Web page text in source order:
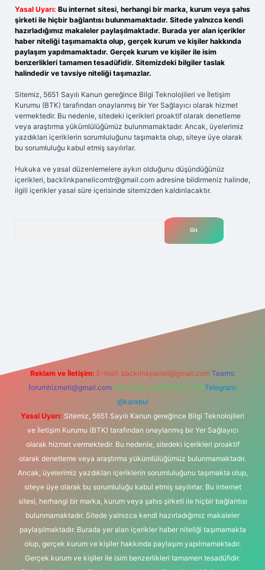
Yasal Uyarı: Bu internet sitesi, herhangi bir marka, kurum veya şahıs
şirketi ile hiçbir bağlantısı bulunmamaktadır. Sitede yalnızca kendi
hazırladığımız makaleler paylaşılmaktadır. Burada yer alan içerikler
haber niteliği taşımamakta olup, gerçek kurum ve kişiler hakkında
paylaşım yapılmamaktadır. Gerçek kurum ve kişiler ile isim
benzerlikleri tamamen tesadüfidir. Sitemizdeki bilgiler taslak
halindedir ve tavsiye niteliği taşımazlar.
Sitemiz, 5651 Sayılı Kanun gereğince Bilgi Teknolojileri ve İletişim
Kurumu (BTK) tarafından onaylanmış bir Yer Sağlayıcı olarak hizmet
vermektedir. Bu nedenle, sitedeki içerikleri proaktif olarak denetleme
veya araştırma yükümlülüğümüz bulunmamaktadır. Ancak, üyelerimiz
yazdıkları içeriklerin sorumluluğunu taşımakta olup, siteye üye olarak
bu sorumluluğu kabul etmiş sayılırlar.
Hukuka ve yasal düzenlemelere aykırı olduğunu düşündüğünüz
içerikleri, backlinkpanelicomtr@gmail.com adresine bildirmeniz halinde,
ilgili içerikler yasal süre içerisinde sitemizden kaldırılacaktır.
Reklam ve İletişim: E-mail: backlinkpaneli@gmail.com Teams:
forumhizmeti@gmail.com Whatsapp: 0262 606 0 726 Telegram:
@karabul
Yasal Uyarı: Sitemiz, 5651 Sayılı Kanun gereğince Bilgi Teknolojileri
ve İletişim Kurumu (BTK) tarafından onaylanmış bir Yer Sağlayıcı
olarak hizmet vermektedir. Bu nedenle, sitedeki içerikleri proaktif
olarak denetleme veya araştırma yükümlülüğümüz bulunmamaktadır.
Ancak, üyelerimiz yazdıkları içeriklerin sorumluluğunu taşımakta olup,
siteye üye olarak bu sorumluluğu kabul etmiş sayılırlar. Bu internet
sitesi, herhangi bir marka, kurum veya şahıs şirketi ile hiçbir bağlantısı
bulunmamaktadır. Sitede yalnızca kendi hazırladığımız makaleler
paylaşılmaktadır. Burada yer alan içerikler haber niteliği taşımamakta
olup, gerçek kurum ve kişiler hakkında paylaşım yapılmamaktadır.
Gerçek kurum ve kişiler ile isim benzerlikleri tamamen tesadüfidir.